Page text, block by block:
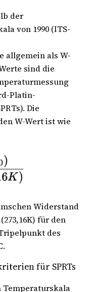
der
von 1990 (ITS-
allgemein als W-
sind die
Platin-
Die
W-Wert ist wie
Widerstand
für den
des
für SPRTs